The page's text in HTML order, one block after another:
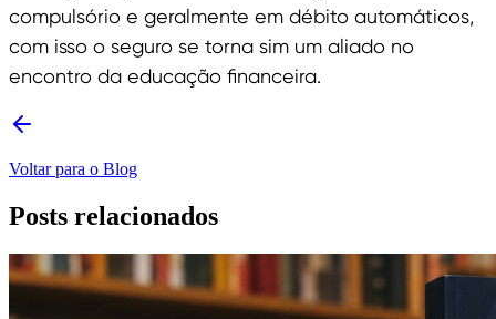
compulsório e geralmente em débito automáticos,
com isso o seguro se torna sim um aliado no
encontro da educação financeira.
Voltar para o Blog
Posts relacionados